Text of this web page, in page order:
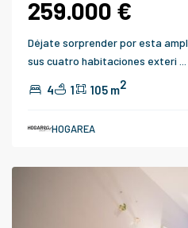
259.000 €
Déjate sorprender por esta
sus cuatro habitaciones exteri...
4 1 105 m2
HOGAREA